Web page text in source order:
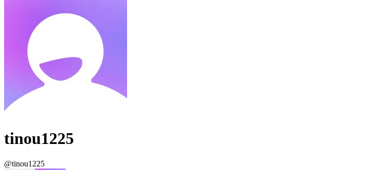
tinou1225
@tinou1225